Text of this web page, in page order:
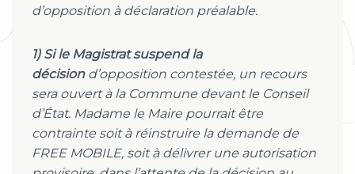
d’opposition à déclaration préalable.
1) Si le Magistrat suspend la
décision d’opposition contestée, un recours
sera ouvert à la Commune devant le Conseil
d’État. Madame le Maire pourrait être
contrainte soit à réinstruire la demande de
FREE MOBILE, soit à délivrer une autorisation